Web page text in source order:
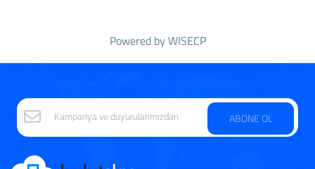
Powered byWISECP
ABONE OL